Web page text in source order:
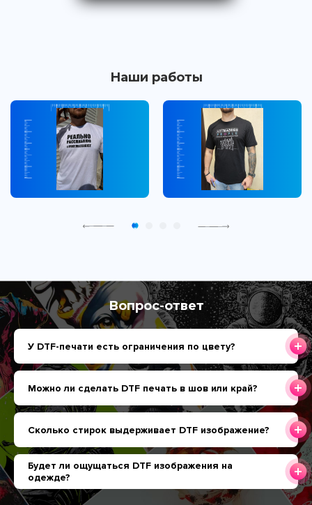
Наши работы
Вопрос-ответ
У DTF-печати есть ограничения по цвету?
Можно ли сделать DTF печать в шов или край?
Сколько стирок выдерживает DTF изображение?
Будет ли ощущаться DTF изображения на
одежде?